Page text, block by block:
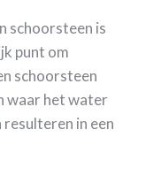
schoorsteen is
punt om
schoorsteen
waar het water
resulteren in een